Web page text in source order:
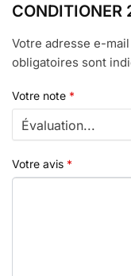
CONDITIONER
Votre adresse e-
obligatoires sont
Votre note *
Votre avis *